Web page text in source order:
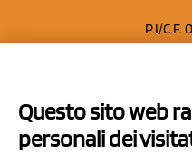
P.I/C.F.
Capitale
Questo sito web
personali dei